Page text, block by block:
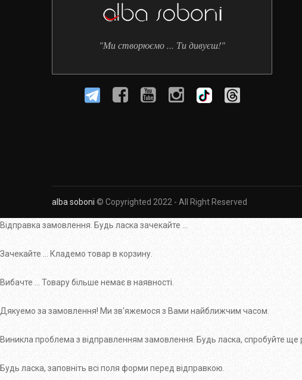
"Ми створюємо ... Ти дивуєш!"
alba soboni © Copyrighted 2022 - All Right Reserved
Відправка замовлення. Будь ласка зачекайте ...
Зачекайте ... Кладемо товар в корзину.
Вибачте ... Товару більше немає в наявності.
Дякуемо за замовлення! Ми зв'яжемося з Вами найближчим часом.
Виникла проблема з відправленням замовлення. Будь ласка, спробуйте ще
Будь ласка, заповніть всі поля форми перед відправкою.